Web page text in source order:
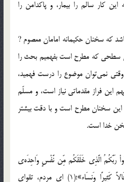
كار سالم را بيمار، و پاکدامن را
که سخنان حکيمانه امامان معصوم ?
سطحي که مطرح است بفهميم بحث را
نمي‌توان موضوع را درست فهميد،
اين فراز مقدماتي نياز است، و مسلّم
اين سخنان مطرح است و با دقت بيشتر
خدا است.
رَبَّكُمُ الَّذِي خَلَقَكُم مِّن نَّفْسٍ وَاحِدَه‌ي
وَخَلَقَ مِنْهَا زَوْجَهَا وَبَثَّ مِنْهُمَا رِجَالاً كَثِيرًا وَنِسَاء»؛(1) اي مردم، تقواي